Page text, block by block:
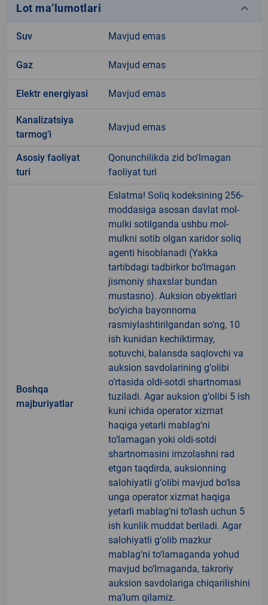
Lot ma’lumotlari keyboard_arrow_down
Suv Mavjud emas
Gaz Mavjud emas
Elektr energiyasi Mavjud emas
Kanalizatsiya
tarmogʼi
Mavjud emas
Аsosiy faoliyat
turi
Qonunchilikda zid bo'lmagan
faoliyat turi
Boshqa
majburiyatlar
Eslatma! Soliq kodeksining 256-
moddasiga asosan davlat mol-
mulki sotilganda ushbu mol-
mulkni sotib olgan xaridor soliq
agenti hisoblanadi (Yakka
tartibdagi tadbirkor bo‘lmagan
jismoniy shaxslar bundan
mustasno). Auksion obyektlari
bo‘yicha bayonnoma
rasmiylashtirilgandan so‘ng, 10
ish kunidan kechiktirmay,
sotuvchi, balansda saqlovchi va
auksion savdolarining g‘olibi
o‘rtasida oldi-sotdi shartnomasi
tuziladi. Agar auksion g‘olibi 5 ish
kuni ichida operator xizmat
haqiga yetarli mablag‘ni
to‘lamagan yoki oldi-sotdi
shartnomasini imzolashni rad
etgan taqdirda, auksionning
salohiyatli g‘olibi mavjud bo‘lsa
unga operator xizmat haqiga
yetarli mablag‘ni to‘lash uchun 5
ish kunlik muddat beriladi. Agar
salohiyatli g‘olib mazkur
mablag‘ni to‘lamaganda yohud
mavjud bo‘lmaganda, takroriy
auksion savdolariga chiqarilishini
ma'lum qilamiz.